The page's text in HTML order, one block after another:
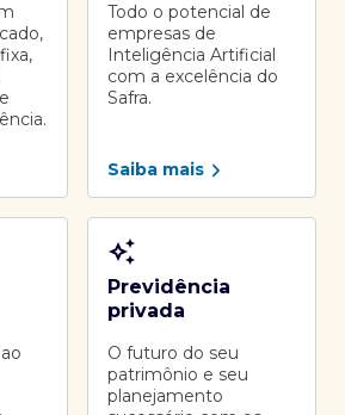
Todo o potencial de
empresas de
Inteligência Artificial
com a excelência do
Safra.
Saiba mais
Previdência
privada
O futuro do seu
patrimônio e seu
planejamento